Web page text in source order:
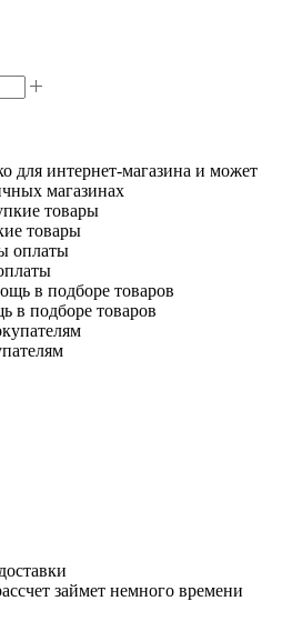
для интернет-магазина и может
магазинах
товары
в подборе товаров
займет немного времени